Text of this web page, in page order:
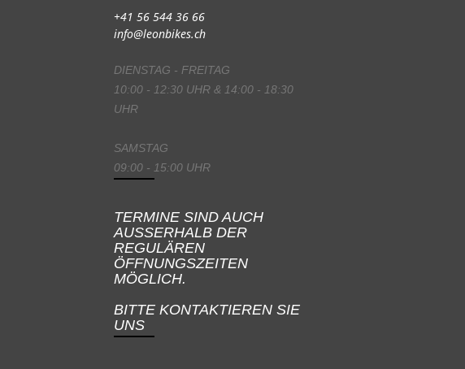
+41 56 544 36 66
info@leonbikes.ch
DIENSTAG - FREITAG
10:00 - 12:30 UHR & 14:00 - 18:30
UHR
SAMSTAG
09:00 - 15:00 UHR
TERMINE SIND AUCH
AUSSERHALB DER
REGULÄREN
ÖFFNUNGSZEITEN
MÖGLICH.
BITTE KONTAKTIEREN SIE
UNS